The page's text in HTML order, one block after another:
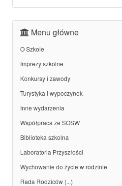
Menu główne
O Szkole
Imprezy szkolne
Konkursy i zawody
Turystyka i wypoczynek
Inne wydarzenia
Współpraca ze SOSW
Biblioteka szkolna
Laboratoria Przyszłości
Wychowanie do życie w rodzinie
Rada Rodziców (...)